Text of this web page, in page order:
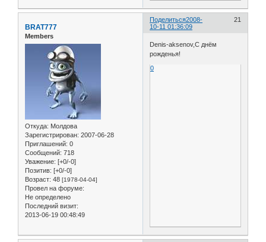
Поделиться 21
2008-
10-11 01:36:09
BRAT777
Members
Откуда: Молдова
Зарегистрирован: 2007-06-28
Приглашений: 0
Сообщений: 718
Уважение: [+0/-0]
Позитив: [+0/-0]
Возраст: 48 [1978-04-04]
Провел на форуме:
Не определено
Последний визит:
2013-06-19 00:48:49
Denis-aksenov,С днём
рожденья!
0